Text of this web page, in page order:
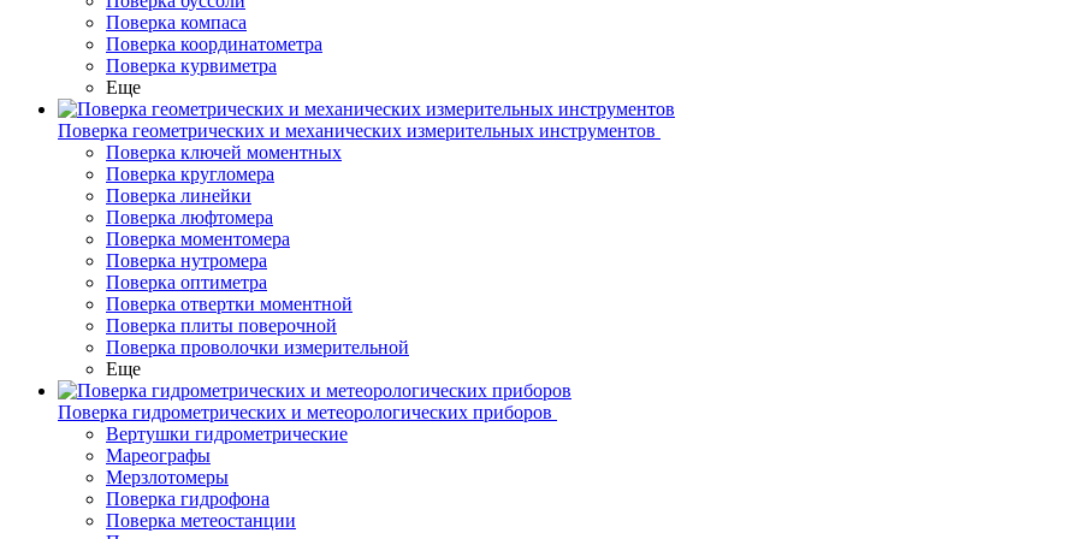
Поверка компаса
Поверка координатометра
Поверка курвиметра
Еще
Поверка геометрических и механических измерительных инструментов
Поверка ключей моментных
Поверка кругломера
Поверка линейки
Поверка люфтомера
Поверка моментомера
Поверка нутромера
Поверка оптиметра
Поверка отвертки моментной
Поверка плиты поверочной
Поверка проволочки измерительной
Еще
Поверка гидрометрических и метеорологических приборов
Вертушки гидрометрические
Мареографы
Мерзлотомеры
Поверка гидрофона
Поверка метеостанции